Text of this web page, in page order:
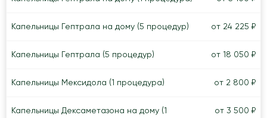
Капельницы Гептрала на дому (5 процедур) от 24 225 ₽
Капельницы Гептрала (5 процедур) от 18 050 ₽
Капельницы Мексидола (1 процедура) от 2 800 ₽
Капельницы Дексаметазона на дому (1
от 3 500 ₽